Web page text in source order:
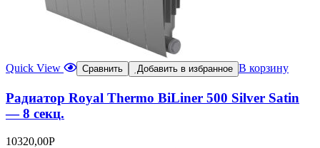
Quick View Сравнить Добавить в избранное В корзину
Радиатор Royal Thermo BiLiner 500 Silver Satin
— 8 секц.
10320,00Р